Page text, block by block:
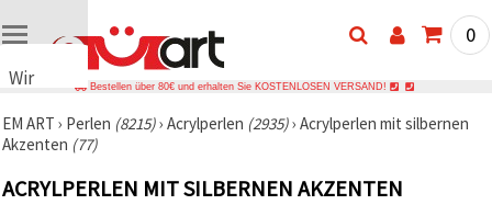
Wir
Cookies
🍪 Wir
Cookies
0
Bestellen über 80€ und erhalten Sie KOSTENLOSEN VERSAND!
EM ART › Perlen (8215)› Acrylperlen (2935)› Acrylperlen mit silbernen
Akzenten (77)
ACRYLPERLEN MIT SILBERNEN AKZENTEN